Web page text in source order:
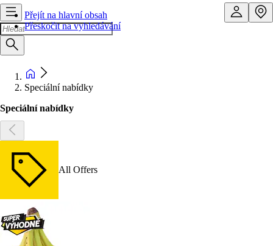
Přejít na hlavní obsah
Přeskočit na vyhledávání
Speciální nabídky
Speciální nabídky
All Offers